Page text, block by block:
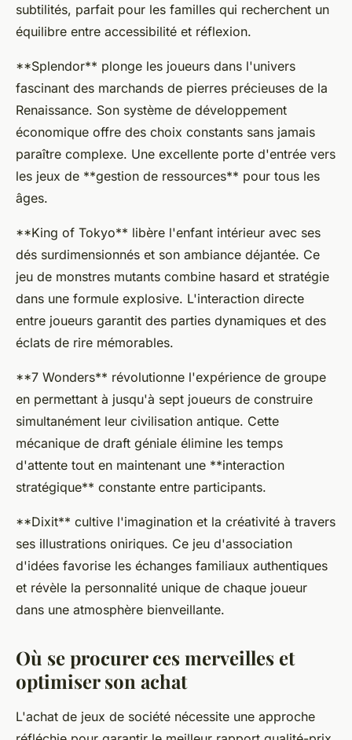
subtilités, parfait pour les familles qui recherchent un
équilibre entre accessibilité et réflexion.
**Splendor** plonge les joueurs dans l'univers
fascinant des marchands de pierres précieuses de la
Renaissance. Son système de développement
économique offre des choix constants sans jamais
paraître complexe. Une excellente porte d'entrée vers
les jeux de **gestion de ressources** pour tous les
âges.
**King of Tokyo** libère l'enfant intérieur avec ses
dés surdimensionnés et son ambiance déjantée. Ce
jeu de monstres mutants combine hasard et stratégie
dans une formule explosive. L'interaction directe
entre joueurs garantit des parties dynamiques et des
éclats de rire mémorables.
**7 Wonders** révolutionne l'expérience de groupe
en permettant à jusqu'à sept joueurs de construire
simultanément leur civilisation antique. Cette
mécanique de draft géniale élimine les temps
d'attente tout en maintenant une **interaction
stratégique** constante entre participants.
**Dixit** cultive l'imagination et la créativité à travers
ses illustrations oniriques. Ce jeu d'association
d'idées favorise les échanges familiaux authentiques
et révèle la personnalité unique de chaque joueur
dans une atmosphère bienveillante.
Où se procurer ces merveilles et
optimiser son achat
L'achat de jeux de société nécessite une approche